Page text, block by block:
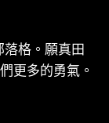
格。願真田
更多的勇氣。